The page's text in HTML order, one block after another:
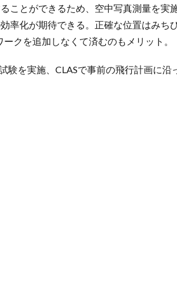
ことができるため、空中写真測量を実
率化が期待できる。正確な位置はみち
クを追加しなくて済むのもメリット。
験を実施、CLASで事前の飛行計画に沿